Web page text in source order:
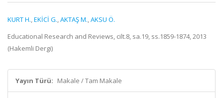
KURT H.,EKİCİ G.,AKTAŞ M.,AKSU Ö.
Educational Research and Reviews, cilt.8, sa.19, ss.1859-1874, 2013
(Hakemli Dergi)
Yayın Türü: Makale / Tam Makale